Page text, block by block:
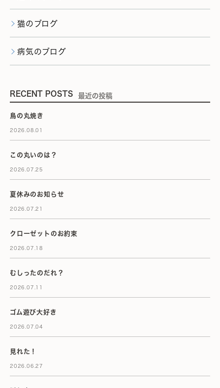
猫のブログ
病気のブログ
RECENT POSTS 最近の投稿
鳥の丸焼き
2026.08.01
この丸いのは？
2026.07.25
夏休みのお知らせ
2026.07.21
クローゼットのお約束
2026.07.18
むしったのだれ？
2026.07.11
ゴム遊び大好き
2026.07.04
見れた！
2026.06.27